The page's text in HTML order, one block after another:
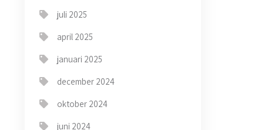
juli 2025
april 2025
januari 2025
december 2024
oktober 2024
juni 2024